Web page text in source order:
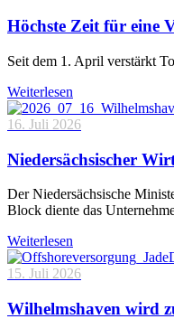
Höchste Zeit für eine
Seit dem 1. April verstärkt
Weiterlesen
16. Juli 2026
Niedersächsischer
Der Niedersächsische
Block diente das
Weiterlesen
15. Juli 2026
Wilhelmshaven wird